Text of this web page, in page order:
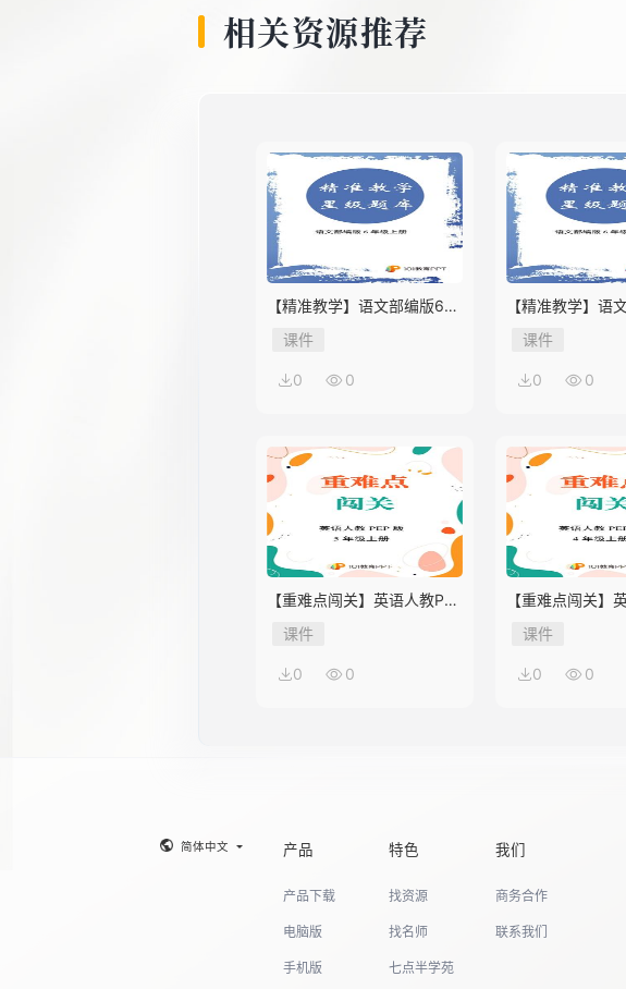
相关资源推荐
【精准教学】语文部编版6年
级上册第2单元★★★★题库
课件
0 0
【精准教学】语
级上册第1单元
课件
0 0
【重难点闯关】英语人教PEP
版5年级上册Unit 2
课件
0 0
【重难点闯关】
版4年级上册Unit 2
课件
0 0
简体中文 产品
产品下载
电脑版
手机版
特色
找资源
找名师
七点半学苑
我们
商务合作
联系我们